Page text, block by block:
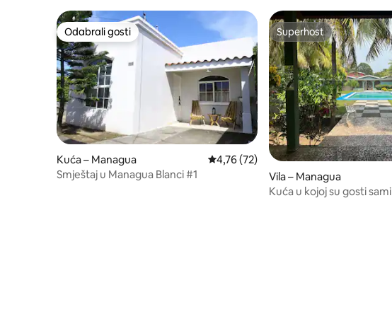
Odabrali gosti
Odabrali gosti
Kuća – Managua Prosječna ocjena: 4,76/5, recenzija: 72
4,76 (72)
Smještaj u Managua Blanci #1
Superhost
Superhost
Vila – Managua
Kuća u kojoj su gosti